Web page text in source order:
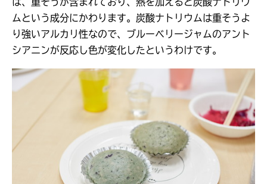
は、重そうが含まれており、熱を加えると炭酸ナトリウ
ムという成分にかわります。炭酸ナトリウムは重そうよ
り強いアルカリ性なので、ブルーベリージャムのアント
シアニンが反応し色が変化したというわけです。